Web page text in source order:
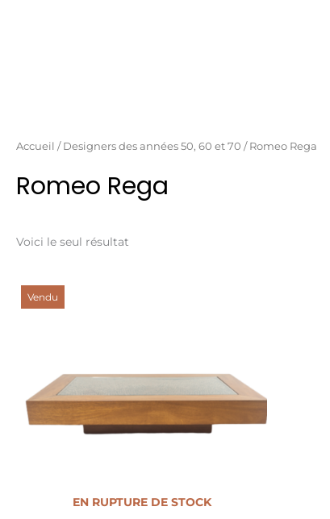
Accueil / Designers des années 50, 60 et 70 / Romeo Rega
Romeo Rega
Voici le seul résultat
Vendu
EN RUPTURE DE STOCK